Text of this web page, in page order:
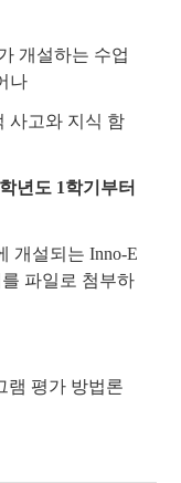
개설하는 수업
나
사고와 지식 함
년도 1학기부터
개설되는 Inno-E
파일로 첨부하
램 평가 방법론